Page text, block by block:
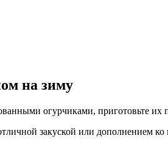
на зиму
огурчиками, приготовьте
закуской или дополнением